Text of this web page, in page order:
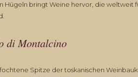
Hügeln bringt Weine hervor, die weltweit
di Montalcino
Spitze der toskanischen